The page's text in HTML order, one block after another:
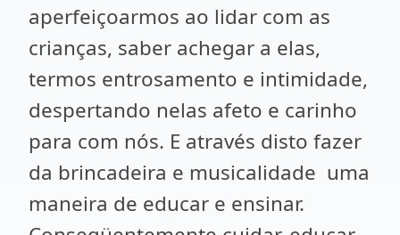
aperfeiçoarmos ao lidar com as
crianças, saber achegar a elas,
termos entrosamento e intimidade,
despertando nelas afeto e carinho
para com nós. E através disto fazer
da brincadeira e musicalidade uma
maneira de educar e ensinar.